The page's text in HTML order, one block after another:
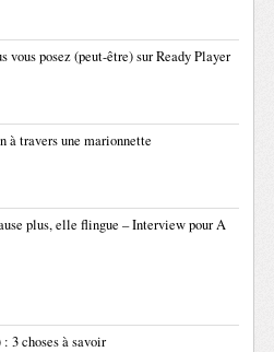
vous posez (peut-être) sur Ready Player
à travers une marionnette
plus, elle flingue – Interview pour A
3 choses à savoir